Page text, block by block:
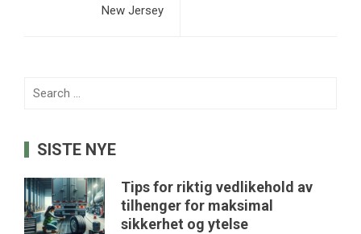
New Jersey
Search
SISTE NYE
Tips for riktig vedlikehold av
tilhenger for maksimal
sikkerhet og ytelse